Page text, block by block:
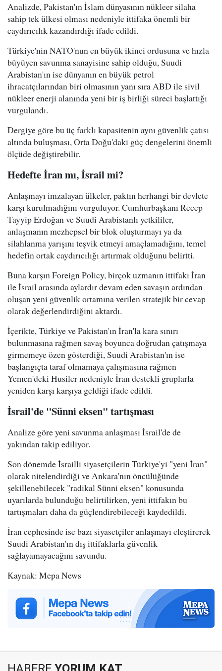
Analizde, Pakistan'ın İslam dünyasının nükleer silaha
sahip tek ülkesi olması nedeniyle ittifaka önemli bir
caydırıcılık kazandırdığı ifade edildi.
Türkiye'nin NATO'nun en büyük ikinci ordusuna ve hızla
büyüyen savunma sanayisine sahip olduğu, Suudi
Arabistan'ın ise dünyanın en büyük petrol
ihracatçılarından biri olmasının yanı sıra ABD ile sivil
nükleer enerji alanında yeni bir iş birliği süreci başlattığı
vurgulandı.
Dergiye göre bu üç farklı kapasitenin aynı güvenlik çatısı
altında buluşması, Orta Doğu'daki güç dengelerini önemli
ölçüde değiştirebilir.
Hedefte İran mı, İsrail mi?
Anlaşmayı imzalayan ülkeler, paktın herhangi bir devlete
karşı kurulmadığını vurguluyor. Cumhurbaşkanı Recep
Tayyip Erdoğan ve Suudi Arabistanlı yetkililer,
anlaşmanın mezhepsel bir blok oluşturmayı ya da
silahlanma yarışını teşvik etmeyi amaçlamadığını, temel
hedefin ortak caydırıcılığı artırmak olduğunu belirtti.
Buna karşın Foreign Policy, birçok uzmanın ittifakı İran
ile İsrail arasında aylardır devam eden savaşın ardından
oluşan yeni güvenlik ortamına verilen stratejik bir cevap
olarak değerlendirdiğini aktardı.
İçerikte, Türkiye ve Pakistan'ın İran'la kara sınırı
bulunmasına rağmen savaş boyunca doğrudan çatışmaya
girmemeye özen gösterdiği, Suudi Arabistan'ın ise
başlangıçta taraf olmamaya çalışmasına rağmen
Yemen'deki Husiler nedeniyle İran destekli gruplarla
yeniden karşı karşıya geldiği ifade edildi.
İsrail'de "Sünni eksen" tartışması
Analize göre yeni savunma anlaşması İsrail'de de
yakından takip ediliyor.
Son dönemde İsrailli siyasetçilerin Türkiye'yi "yeni İran"
olarak nitelendirdiği ve Ankara'nın öncülüğünde
şekillenebilecek "radikal Sünni eksen" konusunda
uyarılarda bulunduğu belirtilirken, yeni ittifakın bu
tartışmaları daha da güçlendirebileceği kaydedildi.
İran cephesinde ise bazı siyasetçiler anlaşmayı eleştirerek
Suudi Arabistan'ın dış ittifaklarla güvenlik
sağlayamayacağını savundu.
Kaynak: Mepa News